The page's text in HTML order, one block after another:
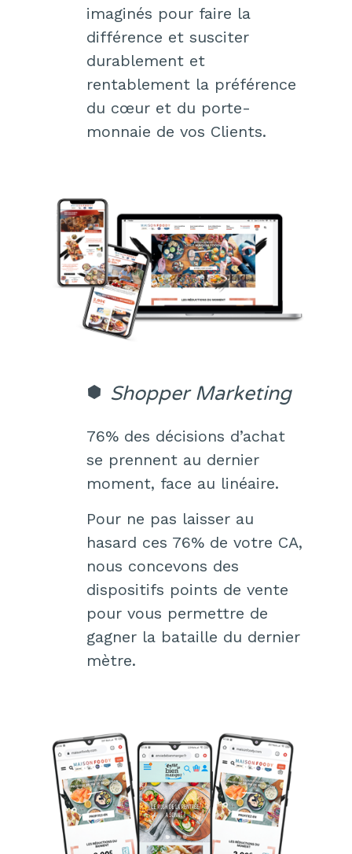
imaginés pour faire la
différence et susciter
durablement et
rentablement la préférence
du cœur et du porte-
monnaie de vos Clients.
Shopper Marketing
76% des décisions d’achat
se prennent au dernier
moment, face au linéaire.
Pour ne pas laisser au
hasard ces 76% de votre CA,
nous concevons des
dispositifs points de vente
pour vous permettre de
gagner la bataille du dernier
mètre.